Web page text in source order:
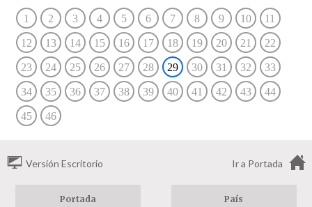
1 2 3 4 5 6 7 8 9 10 11
12 13 14 15 16 17 18 19 20 21 22
23 24 25 26 27 28 29 30 31 32 33
34 35 36 37 38 39 40 41 42 43 44
45 46
Versión Escritorio Ir a Portada
Portada País